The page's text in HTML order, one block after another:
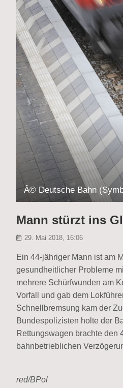
Â© Deutsche Bahn
Mann stürzt ins
29. Mai 2018, 16:06
Ein 44-jähriger Mann ist am
gesundheitlicher Probleme
mehrere Schürfwunden am
Vorfall und gab dem
Schnellbremsung kam der
Bundespolizisten holte der
Rettungswagen brachte den
bahnbetrieblichen
red/BPol